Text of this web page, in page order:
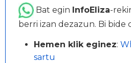
Bat egin InfoEliza-
berri izan dezazun. Bi bide
Hemen klik eginez:
sartu